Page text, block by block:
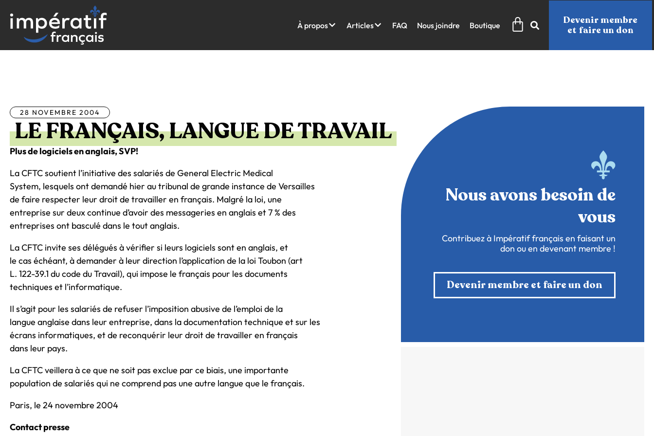
contenu
À propos Articles FAQ Nous joindre Boutique Panier
Devenir membre
et faire un don
28 NOVEMBRE 2004
LE FRANÇAIS, LANGUE DE TRAVAIL
Plus de logiciels en anglais, SVP!
La CFTC soutient l’initiative des salariés de General Electric Medical
System, lesquels ont demandé hier au tribunal de grande instance de Versailles
de faire respecter leur droit de travailler en français. Malgré la loi, une
entreprise sur deux continue d’avoir des messageries en anglais et 7 % des
entreprises ont basculé dans le tout anglais.
La CFTC invite ses délégués à vérifier si leurs logiciels sont en anglais, et
le cas échéant, à demander à leur direction l’application de la loi Toubon (art
L. 122-39.1 du code du Travail), qui impose le français pour les documents
techniques et l’informatique.
Il s’agit pour les salariés de refuser l’imposition abusive de l’emploi de la
langue anglaise dans leur entreprise, dans la documentation technique et sur les
écrans informatiques, et de reconquérir leur droit de travailler en français
dans leur pays.
La CFTC veillera à ce que ne soit pas exclue par ce biais, une importante
population de salariés qui ne comprend pas une autre langue que le français.
Paris, le 24 novembre 2004
Contact presse
Nous avons besoin de
vous
Contribuez à Impératif français en faisant un
don ou en devenant membre !
Devenir membre et faire un don